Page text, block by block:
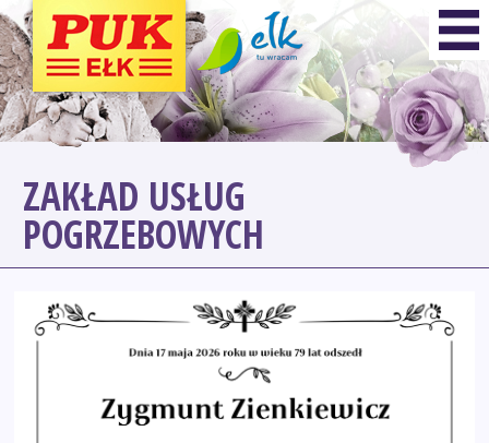
ZAKŁAD USŁUG
POGRZEBOWYCH